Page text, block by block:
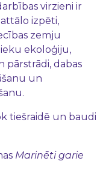
virzieni ir
izpēti,
zemju
ekoloģiju,
pārstrādi, dabas
un
tiešraidē un baudi
Marinēti garie